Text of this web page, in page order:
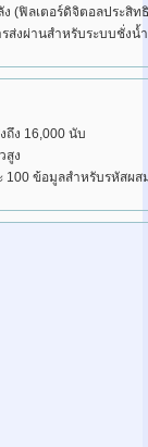
(ฟิลเตอร์ดิจิตอลประสิท
งผ่านสำหรับระบบชั่งน้
ถึง 16,000 นับ
สูง
100 ข้อมูลสำหรับรหัสผส